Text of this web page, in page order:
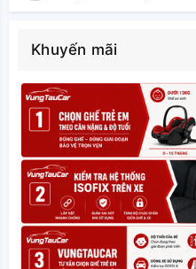
Khuyến mãi